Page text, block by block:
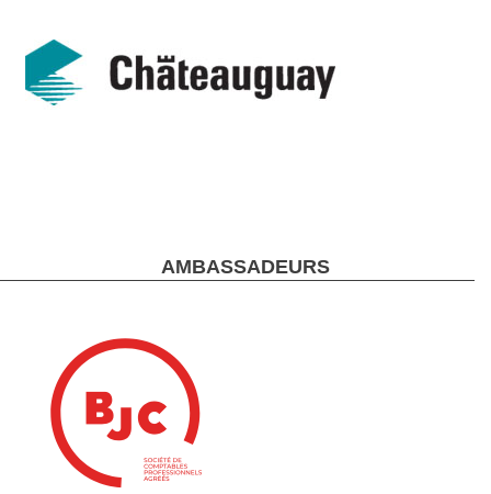
AMBASSADEURS